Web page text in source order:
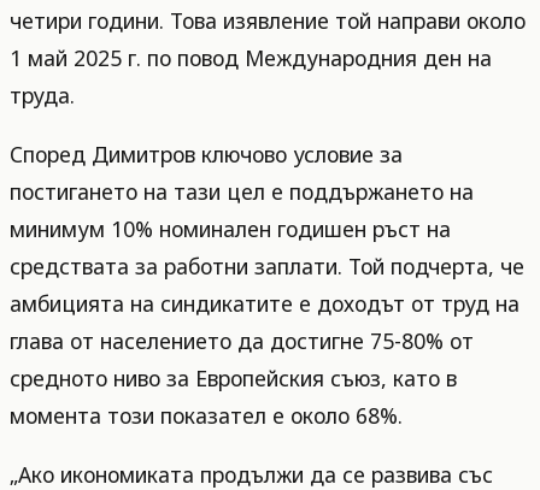
четири години. Това изявление той направи около
1 май 2025 г. по повод Международния ден на
труда.
Според Димитров ключово условие за
постигането на тази цел е поддържането на
минимум 10% номинален годишен ръст на
средствата за работни заплати. Той подчерта, че
амбицията на синдикатите е доходът от труд на
глава от населението да достигне 75-80% от
средното ниво за Европейския съюз, като в
момента този показател е около 68%.
„Ако икономиката продължи да се развива със